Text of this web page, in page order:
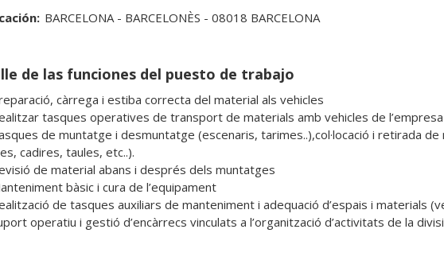
BARCELONA - BARCELONÈS - 08018 BARCELONA
de las funciones del puesto de trabajo
cadires, taules, etc..).
Suport operatiu i gestió d’encàrrecs vinculats a l’organització d’activitats de la